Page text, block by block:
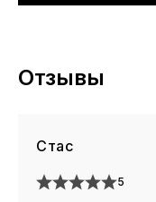
Отзывы
Стас
5